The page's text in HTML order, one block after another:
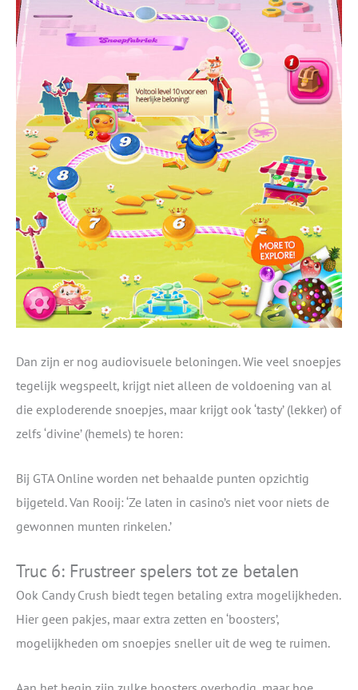
Dan zijn er nog audiovisuele beloningen. Wie veel snoepjes
tegelijk wegspeelt, krijgt niet alleen de voldoening van al
die exploderende snoepjes, maar krijgt ook ‘tasty’ (lekker) of
zelfs ‘divine’ (hemels) te horen:
Bij GTA Online worden net behaalde punten opzichtig
bijgeteld. Van Rooij: ‘Ze laten in casino’s niet voor niets de
gewonnen munten rinkelen.’
Truc 6: Frustreer spelers tot ze betalen
Ook Candy Crush biedt tegen betaling extra mogelijkheden.
Hier geen pakjes, maar extra zetten en ‘boosters’,
mogelijkheden om snoepjes sneller uit de weg te ruimen.